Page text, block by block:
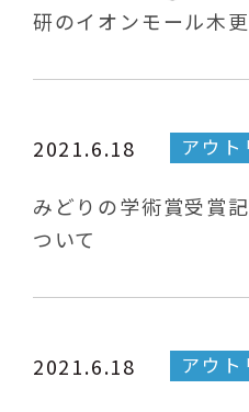
研のイオンモール木
2021.6.18 アウト
みどりの学術賞受賞
ついて
2021.6.18 アウト